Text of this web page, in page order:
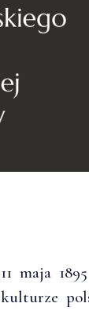
11 maja
kulturze